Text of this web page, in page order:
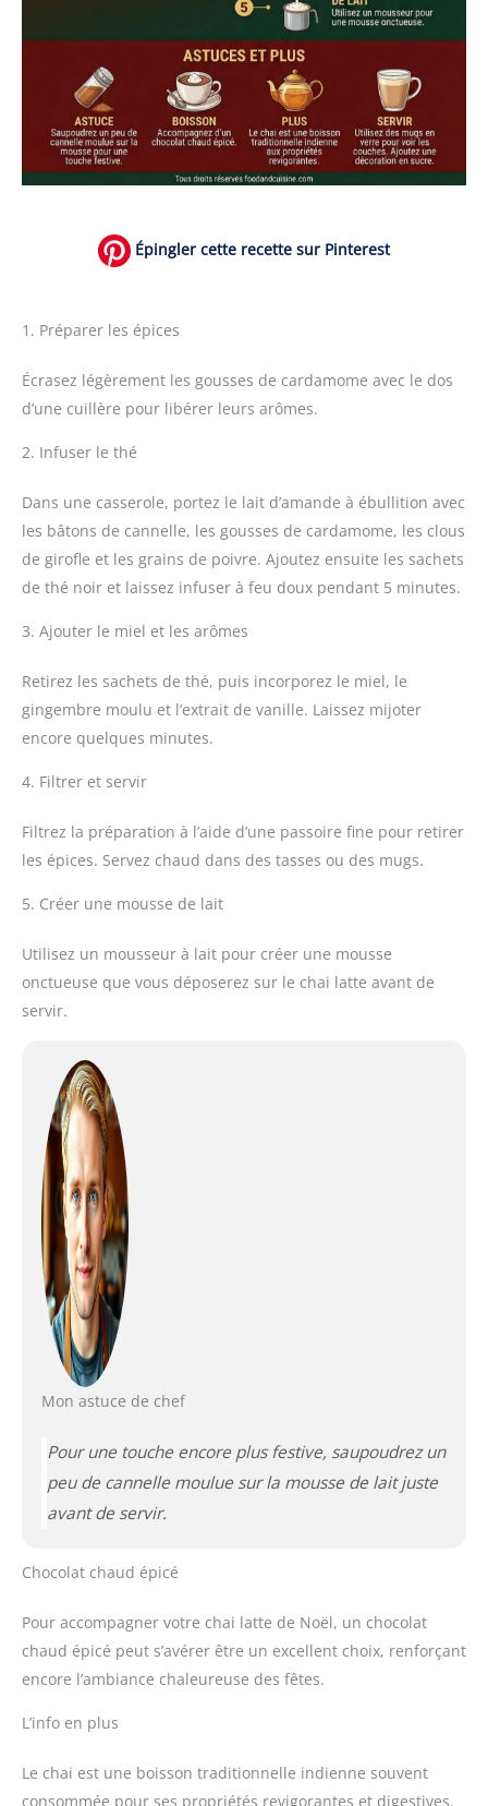
Épingler cette recette sur Pinterest
1. Préparer les épices
Écrasez légèrement les gousses de cardamome avec le dos
d’une cuillère pour libérer leurs arômes.
2. Infuser le thé
Dans une casserole, portez le lait d’amande à ébullition avec
les bâtons de cannelle, les gousses de cardamome, les clous
de girofle et les grains de poivre. Ajoutez ensuite les sachets
de thé noir et laissez infuser à feu doux pendant 5 minutes.
3. Ajouter le miel et les arômes
Retirez les sachets de thé, puis incorporez le miel, le
gingembre moulu et l’extrait de vanille. Laissez mijoter
encore quelques minutes.
4. Filtrer et servir
Filtrez la préparation à l’aide d’une passoire fine pour retirer
les épices. Servez chaud dans des tasses ou des mugs.
5. Créer une mousse de lait
Utilisez un mousseur à lait pour créer une mousse
onctueuse que vous déposerez sur le chai latte avant de
servir.
Mon astuce de chef
Pour une touche encore plus festive, saupoudrez un
peu de cannelle moulue sur la mousse de lait juste
avant de servir.
Chocolat chaud épicé
Pour accompagner votre chai latte de Noël, un chocolat
chaud épicé peut s’avérer être un excellent choix, renforçant
encore l’ambiance chaleureuse des fêtes.
L’info en plus
Le chai est une boisson traditionnelle indienne souvent
consommée pour ses propriétés revigorantes et digestives.